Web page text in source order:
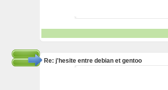
Re: j'hesite entre debian et gentoo